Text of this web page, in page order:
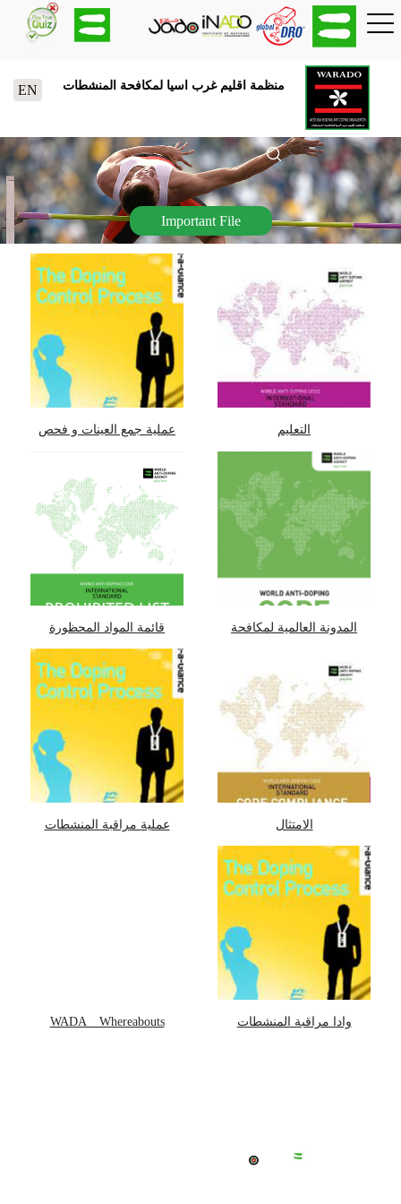
منظمة اقليم غرب اسيا لمكافحة المنشطات EN
Important File
التعليم
عملية جمع العينات و فحص
المدونة العالمية لمكافحة
قائمة المواد المحظورة
الامتثال عملية مراقبة المنشطات
وادا مراقبة المنشطات WADA _ Whereabouts